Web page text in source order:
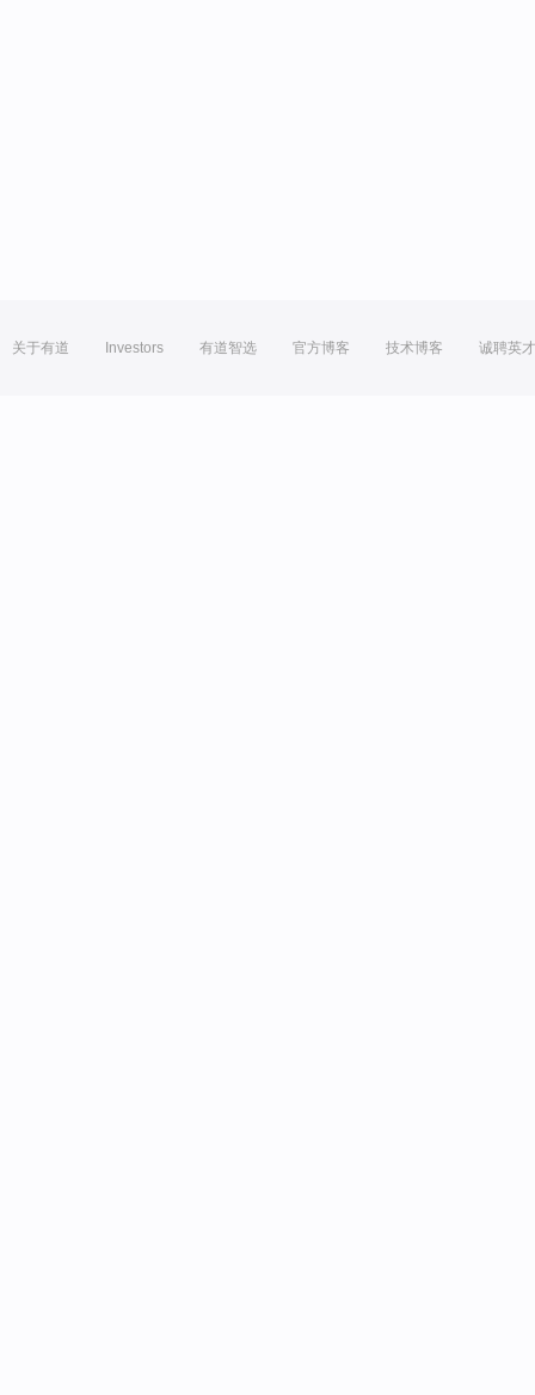
关于有道 Investors 有道智选 官方博客 技术博客 诚聘英才